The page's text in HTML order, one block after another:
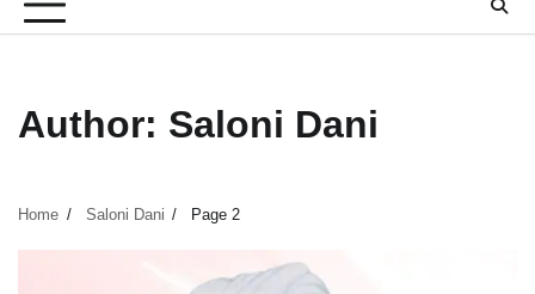
Author: Saloni Dani
Home Saloni Dani Page 2